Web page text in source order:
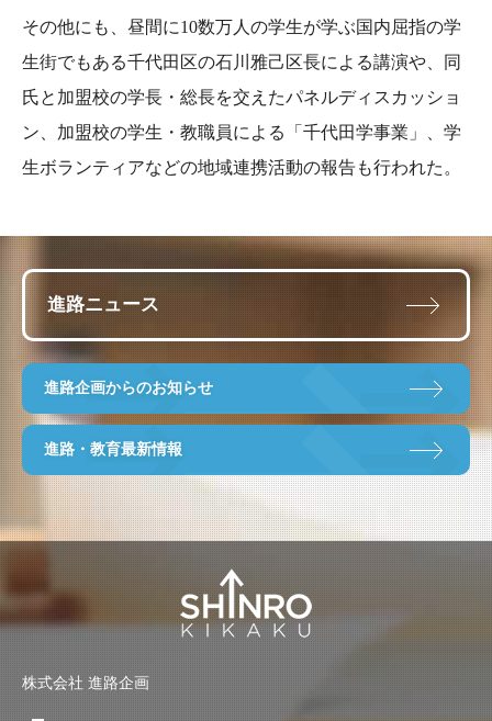
その他にも、昼間に10数万人の学生が学ぶ国内屈指の学
生街でもある千代田区の石川雅己区長による講演や、同
氏と加盟校の学長・総長を交えたパネルディスカッショ
ン、加盟校の学生・教職員による「千代田学事業」、学
生ボランティアなどの地域連携活動の報告も行われた。
進路ニュース
進路企画からのお知らせ
進路・教育最新情報
株式会社 進路企画